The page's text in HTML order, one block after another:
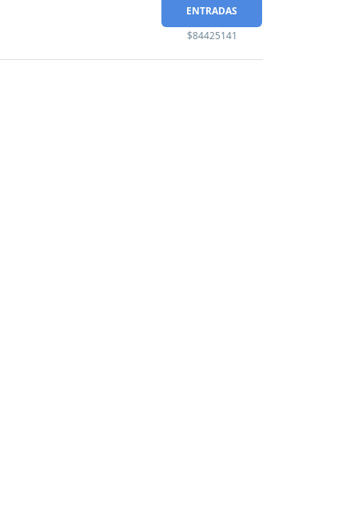
ENTRADAS
$84425141